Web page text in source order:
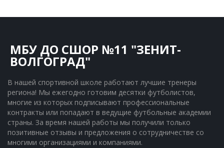
МБУ ДО СШОР №11 "ЗЕНИТ-
ВОЛГОГРАД"
В нашей спортивной школе работают лучшие тренеры
региона! Мы ежегодно готовим десятки футболистов,
многие из которых подписывают профессиональные
контракты или попадают в ведущие футбольные академии
страны. За время нашей работы мы получили только
позитивные отзывы и предложения о сотрудничестве со
многими организациями и компаниями.